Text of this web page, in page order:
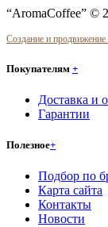
“AromaCoffee” ©
Создание и продвижение
Покупателям +
Доставка и
Гарантии
Полезное+
Подбор по
Карта сайта
Контакты
Новости